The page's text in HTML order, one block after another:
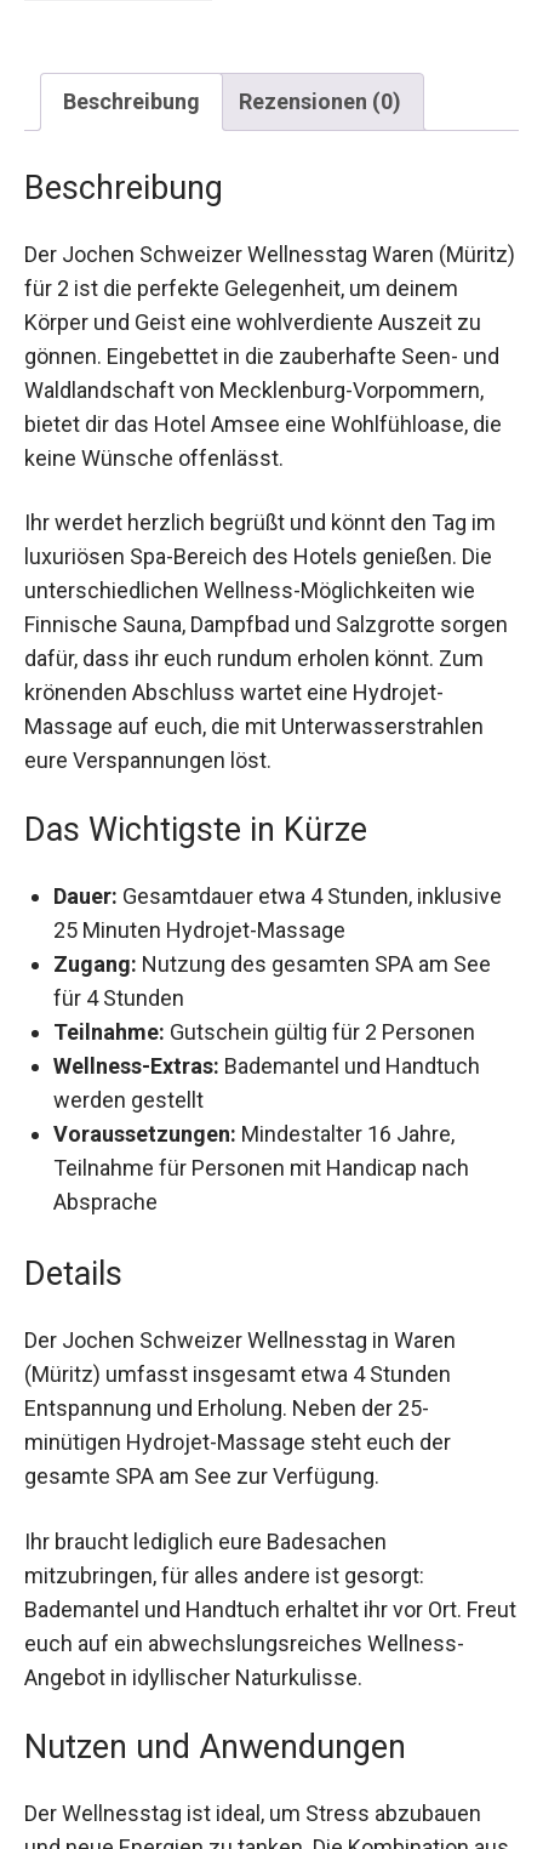
Beschreibung Rezensionen (0)
Beschreibung
Der Jochen Schweizer Wellnesstag Waren
(Müritz) für 2 ist die perfekte Gelegenheit, um
deinem Körper und Geist eine wohlverdiente
Auszeit zu gönnen. Eingebettet in die
zauberhafte Seen- und Waldlandschaft von
Mecklenburg-Vorpommern, bietet dir das Hotel
offenlässt.
Ihr werdet herzlich begrüßt und könnt den Tag im
luxuriösen Spa-Bereich des Hotels genießen. Die
unterschiedlichen Wellness-Möglichkeiten wie
Finnische Sauna, Dampfbad und Salzgrotte
sorgen dafür, dass ihr euch rundum erholen
könnt. Zum krönenden Abschluss wartet eine
Hydrojet-Massage auf euch, die mit
Unterwasserstrahlen eure Verspannungen löst.
Das Wichtigste in Kürze
Gesamtdauer etwa 4 Stunden,
inklusive 25 Minuten Hydrojet-Massage
Wellness-Extras:
werden gestellt
Mindestalter 16 Jahre,
Teilnahme für Personen mit Handicap nach
Absprache
Details
Der Jochen Schweizer Wellnesstag in Waren
(Müritz) umfasst insgesamt etwa 4 Stunden
Entspannung und Erholung. Neben der 25-
minütigen Hydrojet-Massage steht euch der
gesamte SPA am See zur Verfügung.
Ihr braucht lediglich eure Badesachen
mitzubringen, für alles andere ist gesorgt:
Bademantel und Handtuch erhaltet ihr vor Ort.
Freut euch auf ein abwechslungsreiches
Wellness-Angebot in idyllischer Naturkulisse.
Nutzen und Anwendungen